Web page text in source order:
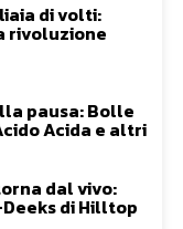
di volti:
rivoluzione
pausa: Bolle
Acida e altri
dal vivo:
di Hilltop